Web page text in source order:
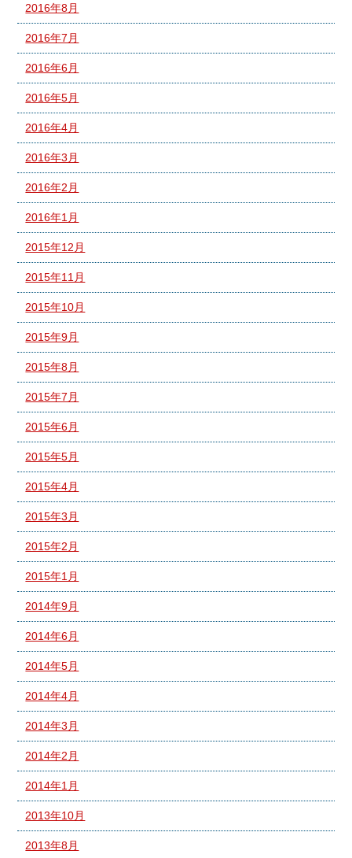
2016年8月
2016年7月
2016年6月
2016年5月
2016年4月
2016年3月
2016年2月
2016年1月
2015年12月
2015年11月
2015年10月
2015年9月
2015年8月
2015年7月
2015年6月
2015年5月
2015年4月
2015年3月
2015年2月
2015年1月
2014年9月
2014年6月
2014年5月
2014年4月
2014年3月
2014年2月
2014年1月
2013年10月
2013年8月